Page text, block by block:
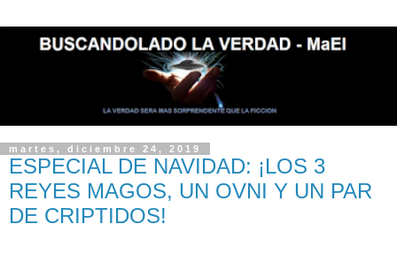
martes, diciembre 24, 2019
ESPECIAL DE NAVIDAD: ¡LOS 3
REYES MAGOS, UN OVNI Y UN PAR
DE CRIPTIDOS!